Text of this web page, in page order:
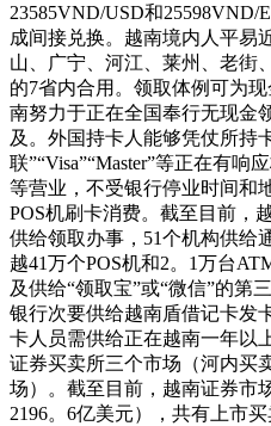
23585VND/USD和
成间接兑换。越南境内人平易
山、广宁、河江、莱州、老街
的7省内合用。领取体例可为
南努力于正在全国奉行无现金
及。外国持卡人能够凭仗所持
联”“Visa”“Master”等正在有响
等营业，不受银行停业时间和
POS机刷卡消费。截至目前，
供给领取办事，51个机构供给
越41万个POS机和2。1万台
及供给“领取宝”或“微信”的第
银行次要供给越南盾借记卡发
卡人员需供给正在越南一年以
证券买卖所三个市场（河内买
场）。截至目前，越南证券市
2196。6亿美元），共有上市